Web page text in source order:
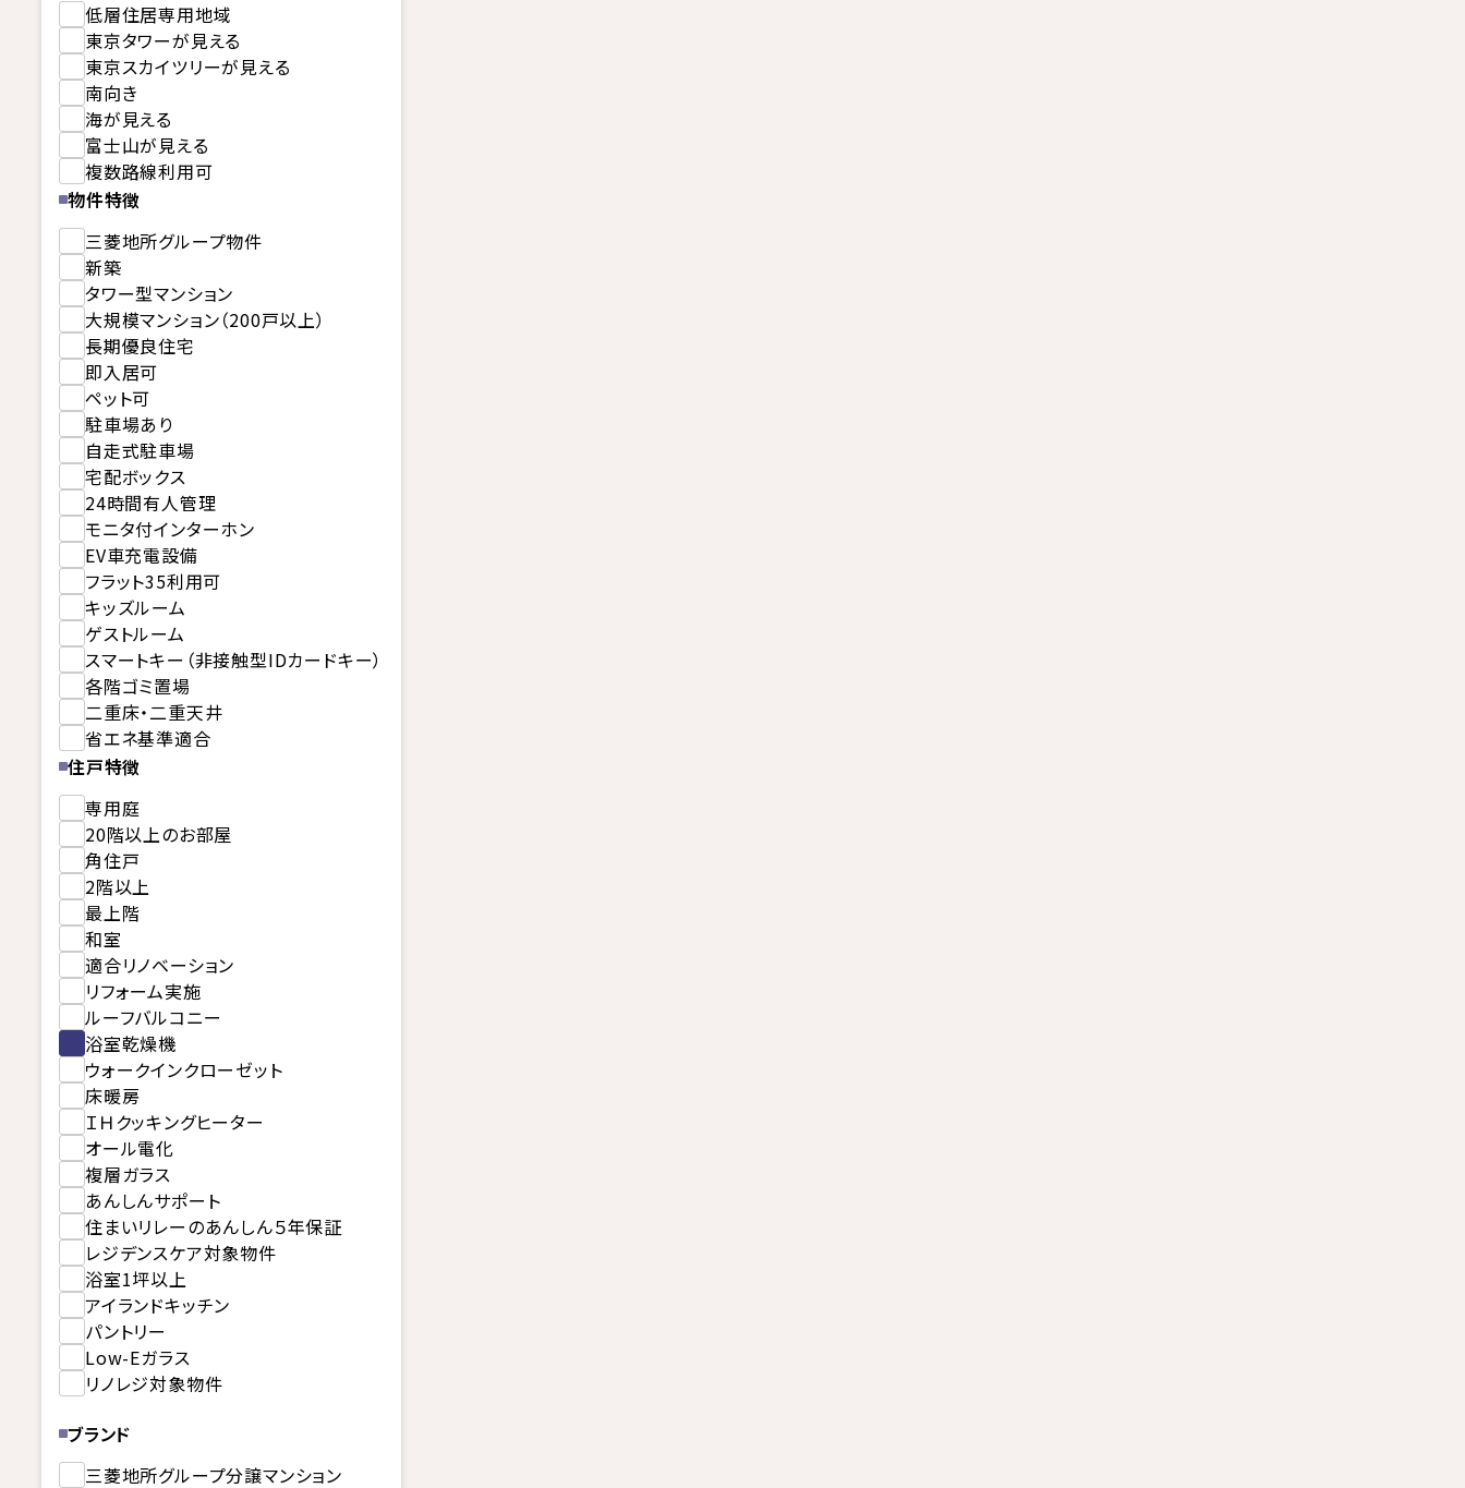
低層住居専用地域
東京タワーが見える
東京スカイツリーが見える
南向き
海が見える
富士山が見える
複数路線利用可
物件特徴
三菱地所グループ物件
新築
タワー型マンション
大規模マンション（200戸以上）
長期優良住宅
即入居可
ペット可
駐車場あり
自走式駐車場
宅配ボックス
24時間有人管理
モニタ付インターホン
EV車充電設備
フラット35利用可
キッズルーム
ゲストルーム
スマートキー（非接触型IDカードキー）
各階ゴミ置場
二重床・二重天井
省エネ基準適合
住戸特徴
専用庭
20階以上のお部屋
角住戸
2階以上
最上階
和室
適合リノベーション
リフォーム実施
ルーフバルコニー
浴室乾燥機
ウォークインクローゼット
床暖房
ＩＨクッキングヒーター
オール電化
複層ガラス
あんしんサポート
住まいリレーのあんしん５年保証
レジデンスケア対象物件
浴室1坪以上
アイランドキッチン
パントリー
Low-Eガラス
リノレジ対象物件
ブランド
三菱地所グループ分譲マンション